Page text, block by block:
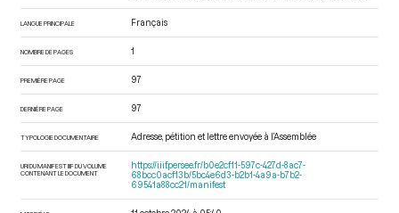
LANGUE PRINCIPALE Français
NOMBRE DE PAGES 1
PREMIÈRE PAGE 97
DERNIÈRE PAGE 97
TYPOLOGIE DOCUMENTAIRE Adresse, pétition et lettre envoyée à l’Assemblée
URI DU MANIFEST IIIF DU VOLUME
CONTENANT LE DOCUMENT
https://iiif.persee.fr/b0e2cf11-597c-427d-8ac7-
68bcc0acf13b/5bc4e6d3-b2b1-4a9a-b7b2-
69541a88cc21/manifest